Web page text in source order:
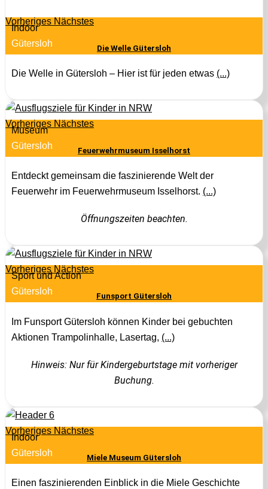
Vorheriges Nächstes
Indoor
Gütersloh
Die Welle Gütersloh
Die Welle in Gütersloh – Hier ist für jeden etwas (...)
Vorheriges Nächstes
Museum
Gütersloh
Feuerwehrmuseum Isselhorst
Entdeckt gemeinsam die faszinierende Welt der
Feuerwehr im Feuerwehrmuseum Isselhorst. (...)
Öffnungszeiten beachten.
Vorheriges Nächstes
Sport und Action
Gütersloh
Funsport Gütersloh
Im Funsport Gütersloh können Kinder bei gebuchten
Aktionen Trampolinhalle, Lasertag, (...)
Hinweis: Nur für Kindergeburtstage mit vorheriger
Buchung.
Vorheriges Nächstes
Indoor
Gütersloh
Miele Museum Gütersloh
Einen faszinierenden Einblick in die Miele Geschichte